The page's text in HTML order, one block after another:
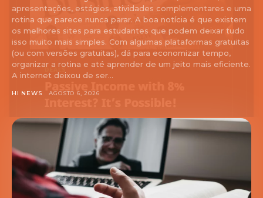
apresentações, estágios, atividades complementares e uma
rotina que parece nunca parar. A boa notícia é que existem
os melhores sites para estudantes que podem deixar tudo
isso muito mais simples. Com algumas plataformas gratuitas
(ou com versões gratuitas), dá para economizar tempo,
organizar a rotina e até aprender de um jeito mais eficiente.
A internet deixou de ser...
HI NEWS AGOSTO 6, 2026